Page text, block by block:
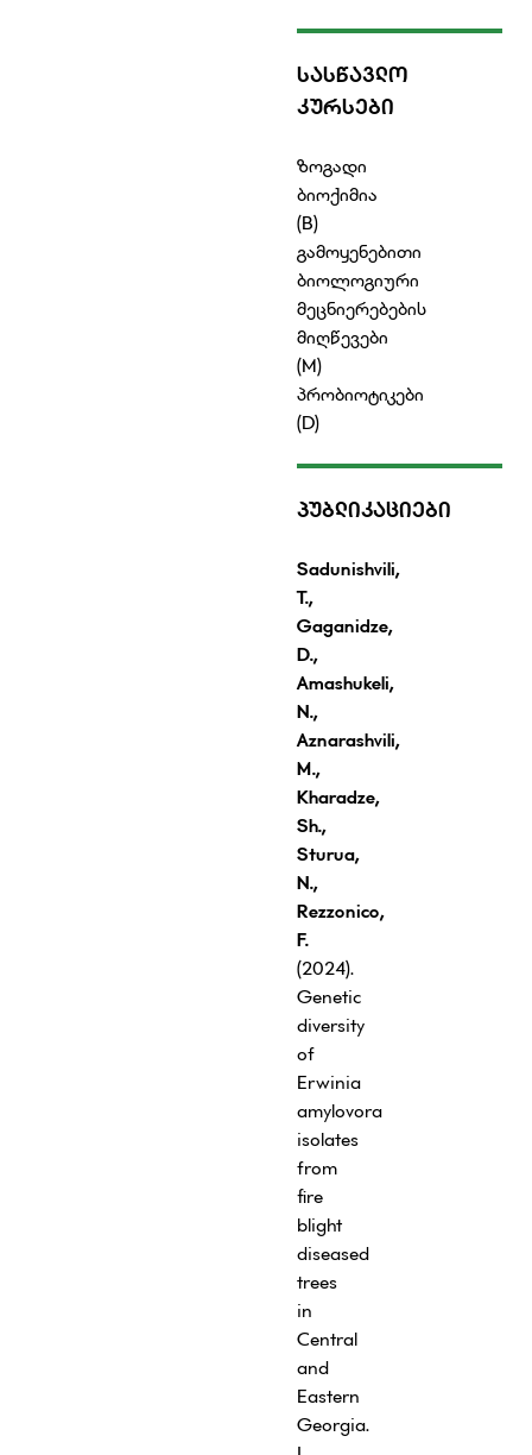
ᲡᲐᲡᲬᲐᲕᲚᲝ
ᲙᲣᲠᲡᲔᲑᲘ
ზოგადი
ბიოქიმია
(B)
გამოყენებითი
ბიოლოგიური
მეცნიერებების
მიღწევები
(M)
პრობიოტიკები
(D)
ᲞᲣᲑᲚᲘᲙᲐᲪᲘᲔᲑᲘ
Sadunishvili,
T.,
Gaganidze,
D.,
Amashukeli,
N.,
Aznarashvili,
M.,
Kharadze,
Sh.,
Sturua,
N.,
Rezzonico,
F.
(2024).
Genetic
diversity
of
Erwinia
amylovora
isolates
from
fire
blight
diseased
trees
in
Central
and
Eastern
Georgia.